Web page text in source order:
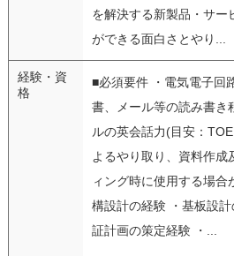
を解決する新製品・サー
ができる面白さとやり...
経験・資
格
■必須要件 ・電気電子回
書、メール等の読み書き
ルの英会話力(目安：
よるやり取り、資料作成
ィング時に使用する場
構設計の経験 ・基板設
証計画の策定経験 ・...